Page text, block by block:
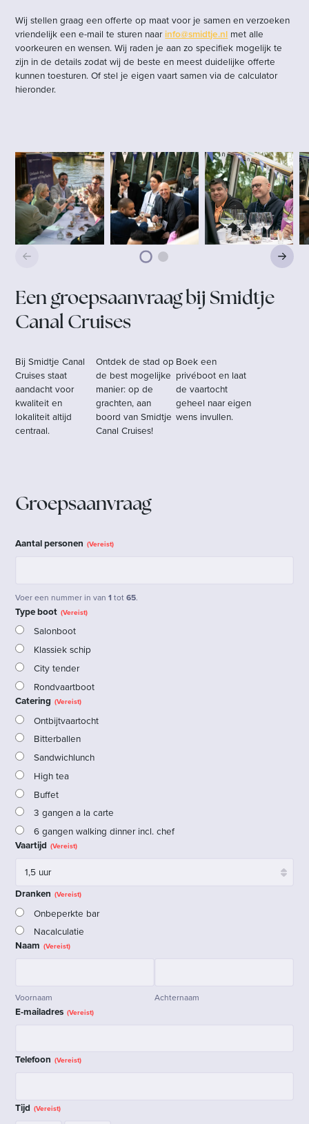
Wij stellen graag een offerte op maat voor je samen en verzoeken
vriendelijk een e-mail te sturen naar info@smidtje.nl met alle
voorkeuren en wensen. Wij raden je aan zo specifiek mogelijk te
zijn in de details zodat wij de beste en meest duidelijke offerte
kunnen toesturen. Of stel je eigen vaart samen via de calculator
hieronder.
Een groepsaanvraag bij Smidtje
Canal Cruises
Bij Smidtje Canal
Cruises staat
aandacht voor
kwaliteit en
lokaliteit altijd
centraal.
Ontdek de stad op
de best mogelijke
manier: op de
grachten, aan
boord van Smidtje
Canal Cruises!
Boek een
privéboot en laat
de vaartocht
geheel naar eigen
wens invullen.
Groepsaanvraag
Aantal personen (Vereist)
Voer een nummer in van1 tot65.
Type boot (Vereist)
Salonboot
Klassiek schip
City tender
Rondvaartboot
Catering (Vereist)
Ontbijtvaartocht
Bitterballen
Sandwichlunch
High tea
Buffet
3 gangen a la carte
6 gangen walking dinner incl. chef
Vaartijd (Vereist)
Dranken (Vereist)
Onbeperkte bar
Nacalculatie
Naam (Vereist)
Voornaam Achternaam
E-mailadres (Vereist)
Telefoon (Vereist)
Tijd (Vereist)